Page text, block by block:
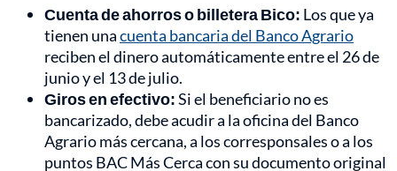
Cuenta de ahorros o billetera Bico: Los que ya
tienen unacuenta bancaria del Banco Agrario
reciben el dinero automáticamente entre el 26 de
junio y el 13 de julio.
Giros en efectivo:Si el beneficiario no es
bancarizado, debe acudir a la oficina del Banco
Agrario más cercana, a los corresponsales o a los
puntos BAC Más Cerca con su documento original